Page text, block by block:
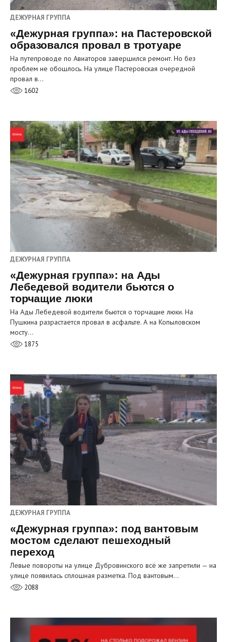
ДЕЖУРНАЯ ГРУППА
«Дежурная группа»: на Пастеровской
образовался провал в тротуаре
На путепроводе по Авиаторов завершился ремонт. Но без
проблем не обошлось. На улице Пастеровская очередной
провал в…
1602
ДЕЖУРНАЯ ГРУППА
«Дежурная группа»: на Ады
Лебедевой водители бьются о
торчащие люки
На Ады Лебедевой водители бьются о торчащие люки. На
Пушкина разрастается провал в асфальте. А на Копыловском
мосту…
1875
ДЕЖУРНАЯ ГРУППА
«Дежурная группа»: под вантовым
мостом сделают пешеходный
переход
Левые повороты на улице Дубровинского всё же запретили — на
улице появилась сплошная разметка. Под вантовым…
2088